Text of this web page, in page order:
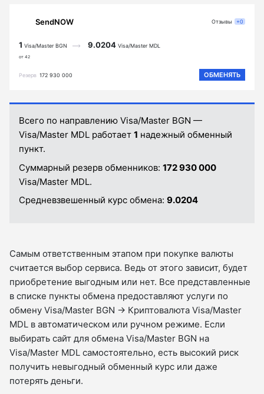
SendNOW
1 Visa/Master BGN
от 42
9.0204 Visa/Master MDL
Резерв 172 930 000 ОБМЕНЯТЬ
Отзывы +0
Всего по направлению Visa/Master BGN —
Visa/Master MDL работает 1 надежный обменный
пункт.
Суммарный резерв обменников: 172 930 000
Visa/Master MDL.
Средневзвешенный курс обмена: 9.0204
Самым ответственным этапом при покупке валюты
считается выбор сервиса. Ведь от этого зависит, будет
приобретение выгодным или нет. Все представленные
в списке пункты обмена предоставляют услуги по
обмену Visa/Master BGN → Криптовалюта Visa/Master
MDL в автоматическом или ручном режиме. Если
выбирать сайт для обмена Visa/Master BGN на
Visa/Master MDL самостоятельно, есть высокий риск
получить невыгодный обменный курс или даже
потерять деньги.